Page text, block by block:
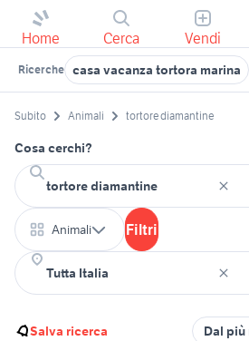
Home Cerca Vendi
Ricerche casa vacanza tortora marina
Subito Animali tortore diamantine
Cosa cerchi?
Animali Filtri
Salva ricerca Dal